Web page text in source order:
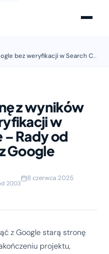
Jak usunąć stronę z wyników Google bez weryfikacji w Search Console – Rady od Johna Muellera z Google
z wyników
w
– Rady od
Google
2003
8 czerwca 2025
z Google starą stronę
projektu,